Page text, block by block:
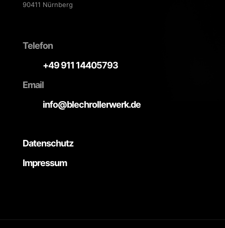
90411 Nürnberg
Telefon
+49 911 14405793
Email
info@blechrollerwerk.de
Datenschutz
Impressum